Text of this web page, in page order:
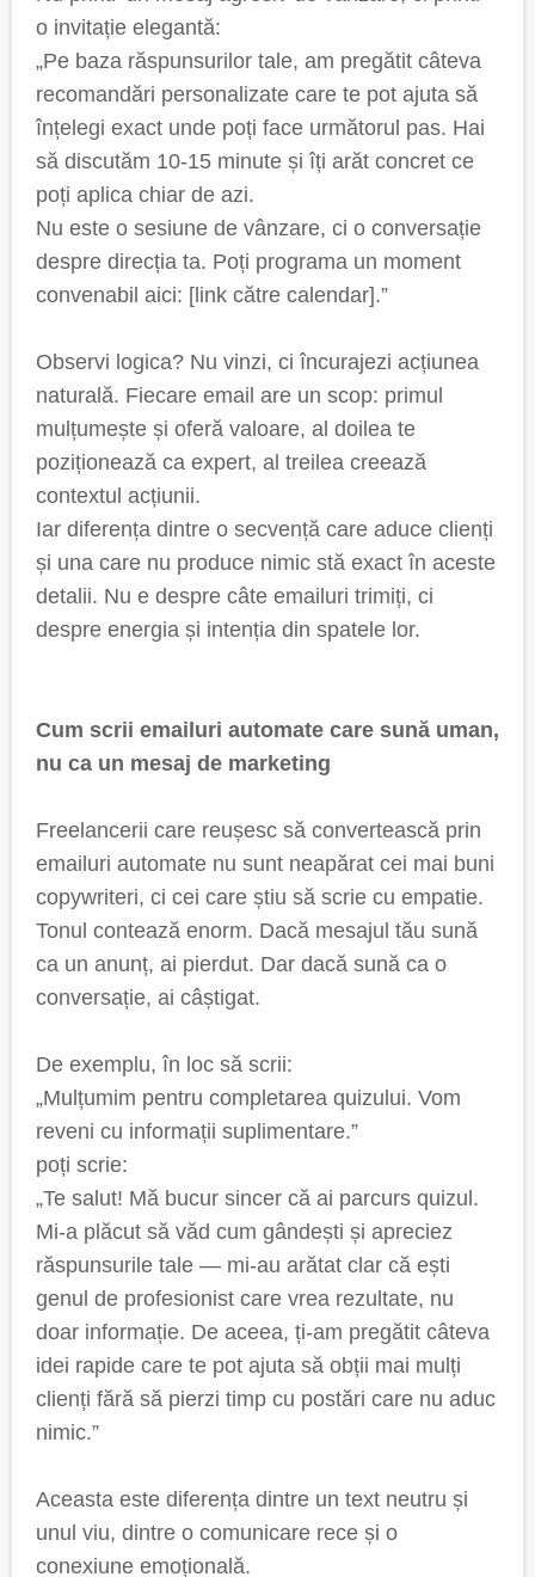
o invitație elegantă:
„Pe baza răspunsurilor tale, am pregătit câteva
recomandări personalizate care te pot ajuta să
înțelegi exact unde poți face următorul pas. Hai
să discutăm 10-15 minute și îți arăt concret ce
poți aplica chiar de azi.
Nu este o sesiune de vânzare, ci o conversație
despre direcția ta. Poți programa un moment
convenabil aici: [link către calendar].”
Observi logica? Nu vinzi, ci încurajezi acțiunea
naturală. Fiecare email are un scop: primul
mulțumește și oferă valoare, al doilea te
poziționează ca expert, al treilea creează
contextul acțiunii.
Iar diferența dintre o secvență care aduce clienți
și una care nu produce nimic stă exact în aceste
detalii. Nu e despre câte emailuri trimiți, ci
despre energia și intenția din spatele lor.
Cum scrii emailuri automate care sună uman,
nu ca un mesaj de marketing
Freelancerii care reușesc să convertească prin
emailuri automate nu sunt neapărat cei mai buni
copywriteri, ci cei care știu să scrie cu empatie.
Tonul contează enorm. Dacă mesajul tău sună
ca un anunț, ai pierdut. Dar dacă sună ca o
conversație, ai câștigat.
De exemplu, în loc să scrii:
„Mulțumim pentru completarea quizului. Vom
reveni cu informații suplimentare.”
poți scrie:
„Te salut! Mă bucur sincer că ai parcurs quizul.
Mi-a plăcut să văd cum gândești și apreciez
răspunsurile tale — mi-au arătat clar că ești
genul de profesionist care vrea rezultate, nu
doar informație. De aceea, ți-am pregătit câteva
idei rapide care te pot ajuta să obții mai mulți
clienți fără să pierzi timp cu postări care nu aduc
nimic.”
Aceasta este diferența dintre un text neutru și
unul viu, dintre o comunicare rece și o
conexiune emoțională.